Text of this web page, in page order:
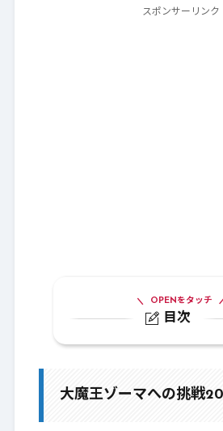
スポンサーリンク
目次
OPENをタッチ
大魔王ゾーマへの挑戦